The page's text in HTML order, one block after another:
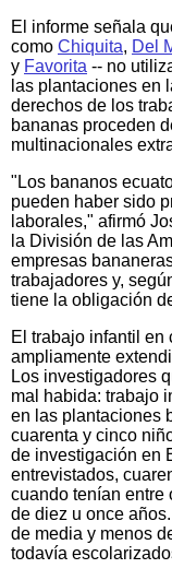
El informe señala
como Chiquita, Del
y Favorita -- no
las plantaciones en
derechos de los
bananas proceden
multinacionales
"Los bananos
pueden haber sido
laborales," afirmó
la División de las
empresas
trabajadores y,
tiene la obligación
El trabajo infantil en
ampliamente
Los investigadores
mal habida: trabajo
en las plantaciones
cuarenta y cinco
de investigación en
entrevistados,
cuando tenían entre
de diez u once
de media y menos
todavía